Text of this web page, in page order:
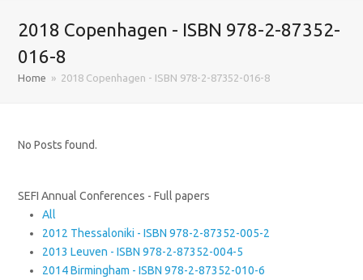
2018 Copenhagen - ISBN 978-2-87352-
016-8
Home » 2018 Copenhagen - ISBN 978-2-87352-016-8
No Posts found.
SEFI Annual Conferences - Full papers
All
2012 Thessaloniki - ISBN 978-2-87352-005-2
2013 Leuven - ISBN 978-2-87352-004-5
2014 Birmingham - ISBN 978-2-87352-010-6